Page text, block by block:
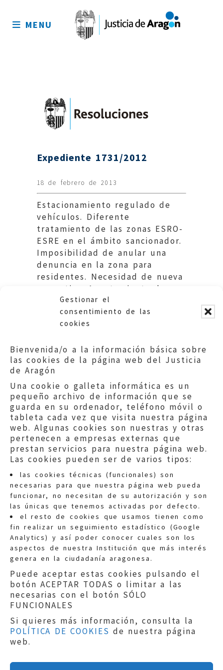
Gestionar el
consentimiento de las
cookies
Bienvenida/o a la información básica sobre
las cookies de la página web del Justicia
de Aragón
Una cookie o galleta informática es un
pequeño archivo de información que se
guarda en su ordenador, teléfono móvil o
tableta cada vez que visita nuestra página
web. Algunas cookies son nuestras y otras
pertenecen a empresas externas que
prestan servicios para nuestra página web.
Las cookies pueden ser de varios tipos:
las cookies técnicas (funcionales) son
necesarias para que nuestra página web pueda
funcionar, no necesitan de su autorización y son
las únicas que tenemos activadas por defecto.
el resto de cookies que usamos tienen como
fin realizar un seguimiento estadístico (Google
Analytics) y así poder conocer cuales son los
aspectos de nuestra Institución que más interés
genera en la ciudadanía aragonesa.
Puede aceptar estas cookies pulsando el
botón ACEPTAR TODAS o limitar a las
necesarias con el botón SÓLO
FUNCIONALES
Si quieres más información, consulta la
POLÍTICA DE COOKIES de nuestra página
web.
sitio
MENU
Expediente 1731/2012
18 de febrero de 2013
Estacionamiento regulado de
vehículos. Diferente
tratamiento de las zonas ESRO-
ESRE en el ámbito sancionador.
Imposibilidad de anular una
denuncia en la zona para
residentes. Necesidad de nueva
normativa. Ayuntamiento de
Zaragoza.
Quejas:quejas@eljusticiadearagon.es
Información general:
informacion@eljusticiadearagon.es
Teléfonos:900 210 210/
Aviso legal|Política de privacidad|
Protección de Datos